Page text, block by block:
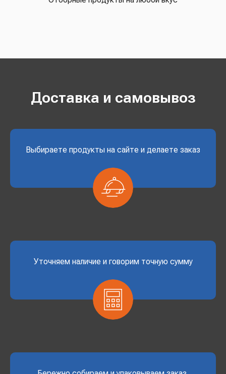
Доставка и самовывоз
Выбираете продукты на сайте и делаете заказ
Уточняем наличие и говорим точную сумму